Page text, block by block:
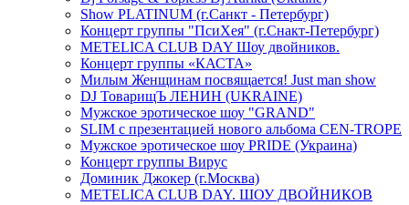
Show PLATINUM (г.Санкт - Петербург)
Концерт группы "ПсиХея" (г.Снакт-Петербург)
METELICA CLUB DAY Шоу двойников.
Концерт группы «КАСТА»
Милым Женщинам посвящается! Just man show
DJ ТоварищЪ ЛЕНИН (UKRAINE)
Мужское эротическое шоу "GRAND"
SLIM с презентацией нового альбома CEN-TROPE
Мужское эротическое шоу PRIDE (Украина)
Концерт группы Вирус
Доминик Джокер (г.Москва)
METELICA CLUB DAY. ШОУ ДВОЙНИКОВ